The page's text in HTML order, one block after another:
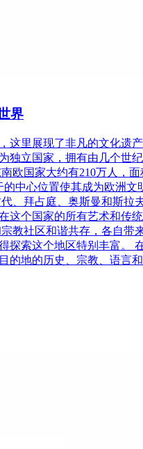
界
这里展现了非凡的文化遗
独立国家，拥有由几个世
欧国家大约有210万人，面
的中心位置使其成为欧洲文
、拜占庭、奥斯曼和斯拉
这个国家的所有艺术和传
教社区和谐共存，各自带
探索这个地区特别丰富。
的地的历史、宗教、语言